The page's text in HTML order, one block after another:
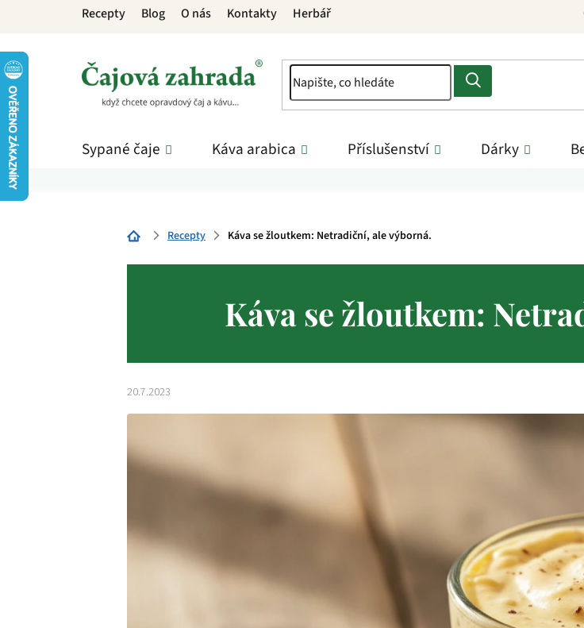
Recepty Blog O nás Kontakty Herbář
Sypané čaje Káva arabica Příslušenství Dárky
DomůRecepty Káva se žloutkem: Netradiční, ale výborná.
Káva se žloutkem:
20.7.2023